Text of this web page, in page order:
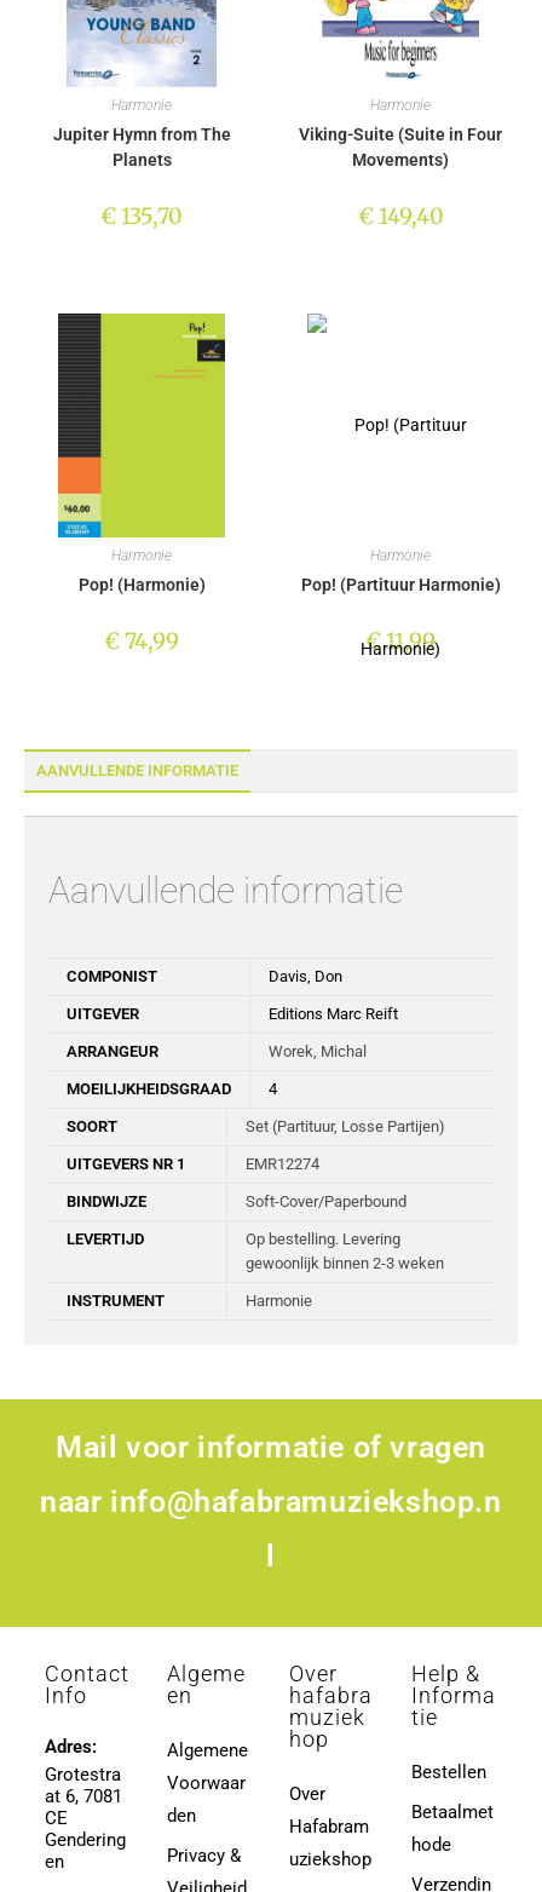
AANVULLENDE INFORMATIE
Aanvullende informatie
COMPONIST Davis, Don
UITGEVER Editions Marc Reift
ARRANGEUR Worek, Michal
MOEILIJKHEIDSGRAAD 4
SOORT Set (Partituur, Losse Partijen)
UITGEVERS NR 1 EMR12274
BINDWIJZE Soft-Cover/Paperbound
LEVERTIJD
Op bestelling. Levering
gewoonlijk binnen 2-3 weken
INSTRUMENT Harmonie
Harmonie
Jupiter Hymn from The
Planets
€135,70
Harmonie
Viking-Suite (Suite in Four
Movements)
€149,40
Harmonie
Pop! (Harmonie)
€74,99
Harmonie
Pop! (Partituur Harmonie)
€11,99
Mail voor informatie of vragen
naar info@hafabramuziekshop.n
Contact
Info
Adres:
Grotestra
at 6, 7081
CE
Gendering
en
Algeme
en
Algemene
Voorwaar
den
Privacy &
Over
hafabra
muziek
hop
Over
Hafabram
uziekshop
Help &
Informa
tie
Bestellen
Betaalmet
hode
Verzendin